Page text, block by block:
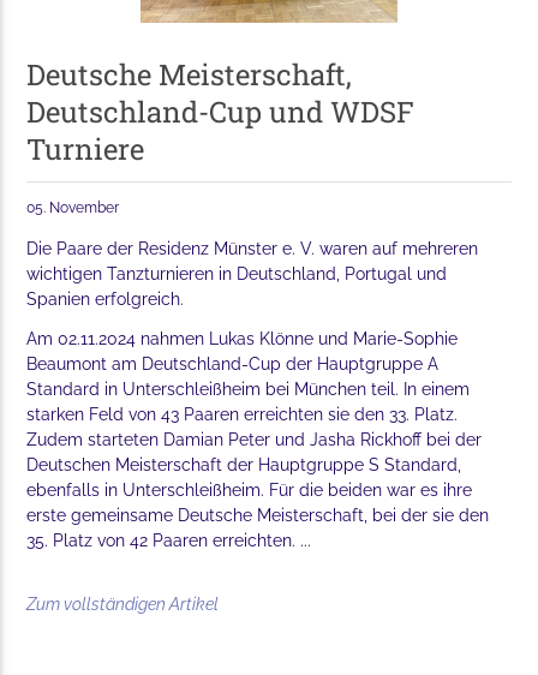
Deutsche Meisterschaft,
Deutschland-Cup und WDSF
Turniere
05. November
Die Paare der Residenz Münster e. V. waren auf mehreren
wichtigen Tanzturnieren in Deutschland, Portugal und
Spanien erfolgreich.
Am 02.11.2024 nahmen Lukas Klönne und Marie-Sophie
Beaumont am Deutschland-Cup der Hauptgruppe A
Standard in Unterschleißheim bei München teil. In einem
starken Feld von 43 Paaren erreichten sie den 33. Platz.
Zudem starteten Damian Peter und Jasha Rickhoff bei der
Deutschen Meisterschaft der Hauptgruppe S Standard,
ebenfalls in Unterschleißheim. Für die beiden war es ihre
erste gemeinsame Deutsche Meisterschaft, bei der sie den
35. Platz von 42 Paaren erreichten. ...
Zum vollständigen Artikel